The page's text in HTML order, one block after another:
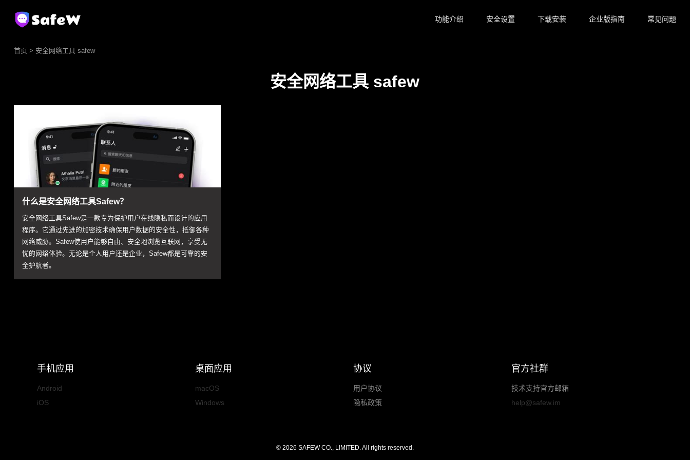
功能介绍 安全设置 下载安装 企业版指南 常见问题
首页 > 安全网络工具 safew
安全网络工具 safew
什么是安全网络工具Safew？
安全网络工具Safew是一款专为保护用户在线隐私而设计的应用
程序。它通过先进的加密技术确保用户数据的安全性，抵御各种
网络威胁。Safew使用户能够自由、安全地浏览互联网，享受无
忧的网络体验。无论是个人用户还是企业，Safew都是可靠的安
全护航者。
手机应用
Android
iOS
桌面应用
macOS
Windows
协议
用户协议
隐私政策
官方社群
技术支持官方邮箱
help@safew.im
© 2026 SAFEW CO., LIMITED. All rights reserved.